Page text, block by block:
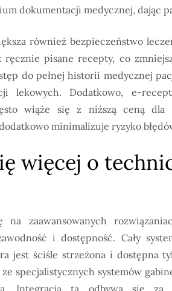
dokumentacji medycznej, dając
również bezpieczeństwo
ręcznie pisane recepty, co
do pełnej historii medycznej
lekowych. Dodatkowo, e-
wiąże się z niższą ceną
minimalizuje ryzyko
więcej o
na zaawansowanych
i dostępność. Cały
jest ściśle strzeżona i dostępna
specjalistycznych systemów